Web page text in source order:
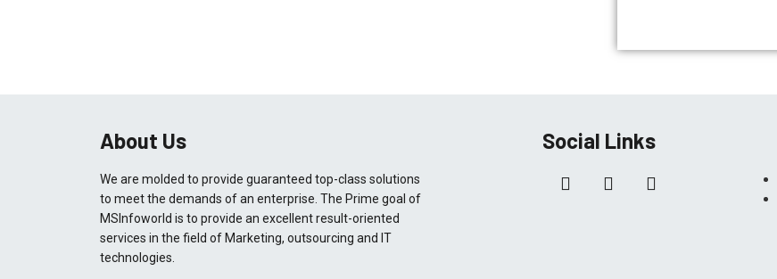
About Us
We are molded to provide guaranteed top-class solutions
to meet the demands of an enterprise. The Prime goal of
MSInfoworld is to provide an excellent result-oriented
services in the field of Marketing, outsourcing and IT
technologies.
Social Links